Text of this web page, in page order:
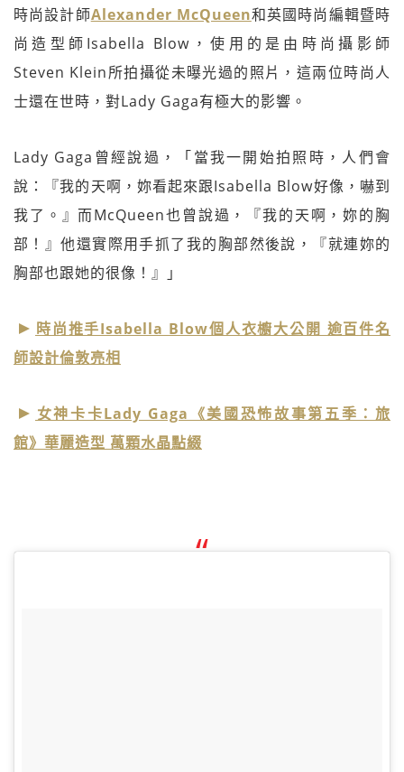
時尚設計師Alexander McQueen和英國時尚編輯暨時
尚造型師Isabella Blow，使用的是由時尚攝影師
Steven Klein所拍攝從未曝光過的照片，這兩位時尚人
士還在世時，對Lady Gaga有極大的影響。
Lady Gaga曾經說過，「當我一開始拍照時，人們會
說：『我的天啊，妳看起來跟Isabella Blow好像，嚇到
我了。』而McQueen也曾說過，『我的天啊，妳的胸
部！』他還實際用手抓了我的胸部然後說，『就連妳的
胸部也跟她的很像！』」
時尚推手Isabella Blow個人衣櫥大公開 逾百件名
師設計倫敦亮相
女神卡卡Lady Gaga《美國恐怖故事第五季：旅
館》華麗造型 萬顆水晶點綴